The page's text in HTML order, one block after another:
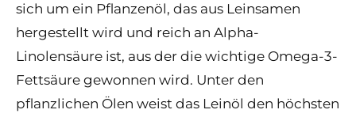
sich um ein Pflanzenöl, das aus Leinsamen
hergestellt wird und reich an Alpha-
Linolensäure ist, aus der die wichtige Omega-3-
Fettsäure gewonnen wird. Unter den
pflanzlichen Ölen weist das Leinöl den höchsten